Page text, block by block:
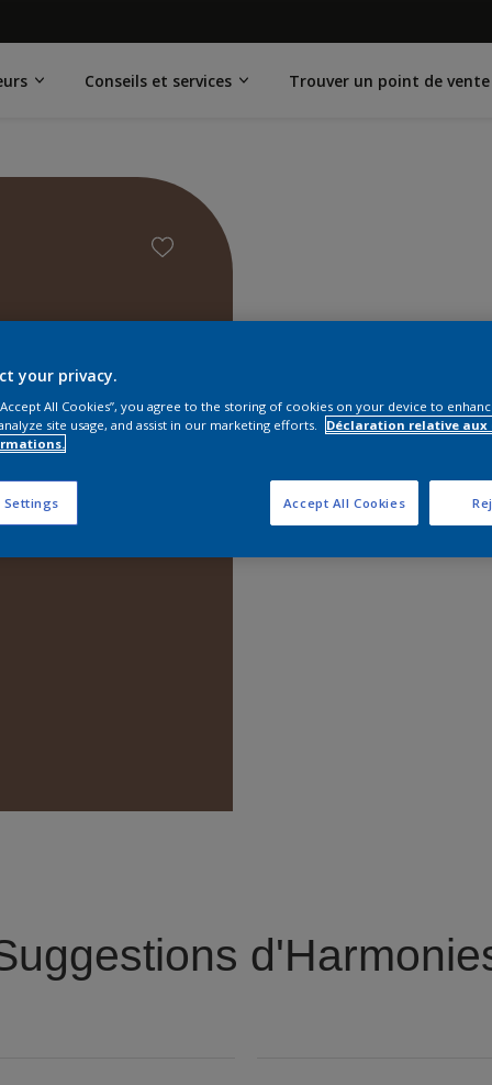
Conseils et services Trouver un point de vente
Trouver
your privacy.
All Cookies”, you agree to the storing of cookies on your device to
site usage, and assist in our marketing efforts.
Déclaration relative aux
Settings Accept All Cookies